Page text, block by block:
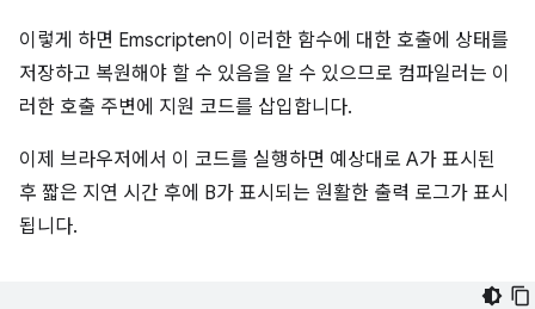
이렇게 하면 Emscripten이 이러한 함수에 대한 호출에 상태를
저장하고 복원해야 할 수 있음을 알 수 있으므로 컴파일러는 이
러한 호출 주변에 지원 코드를 삽입합니다.
이제 브라우저에서 이 코드를 실행하면 예상대로 A가 표시된
후 짧은 지연 시간 후에 B가 표시되는 원활한 출력 로그가 표시
됩니다.